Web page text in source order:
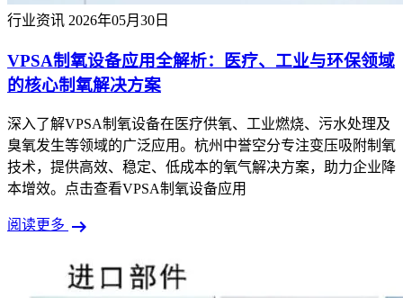
行业资讯 2026年05月30日
VPSA制氧设备应用全解析：医疗、工业与环保领域
的核心制氧解决方案
深入了解VPSA制氧设备在医疗供氧、工业燃烧、污水处理及
臭氧发生等领域的广泛应用。杭州中誉空分专注变压吸附制氧
技术，提供高效、稳定、低成本的氧气解决方案，助力企业降
本增效。点击查看VPSA制氧设备应用
阅读更多 arrow_right_alt